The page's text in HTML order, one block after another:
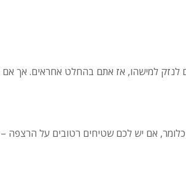
לנזק למישהו, אז אתם בהחלט אחראים. אך אם
כלומר, אם יש לכם שטיחים רטובים על הרצפה –